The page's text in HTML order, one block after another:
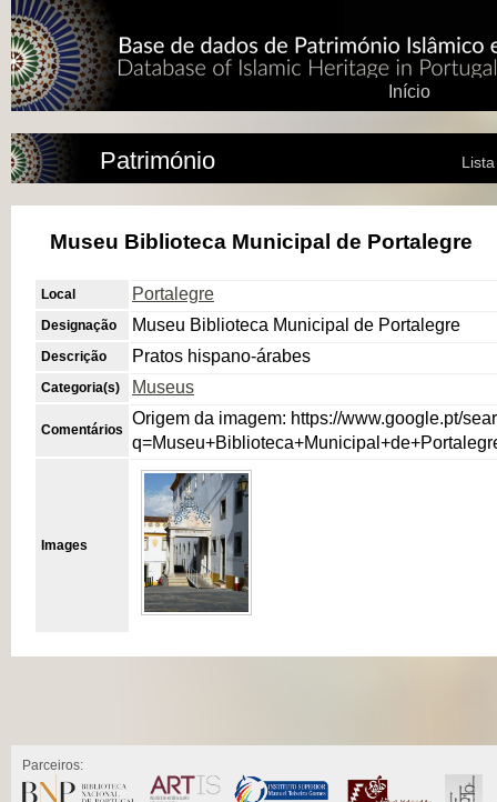
Início
Património
Museu Biblioteca Municipal de Portalegre
Local Portalegre
Designação Museu Biblioteca Municipal de Portalegre
Descrição Pratos hispano-árabes
Categoria(s) Museus
Comentários
Origem da imagem: https://www.google.pt/
Images
Parceiros: